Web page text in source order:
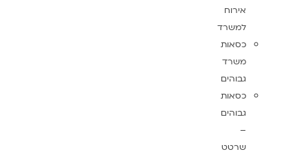
אירוח
למשרד
כסאות
משרד
גבוהים
כסאות
גבוהים
–
שרטט